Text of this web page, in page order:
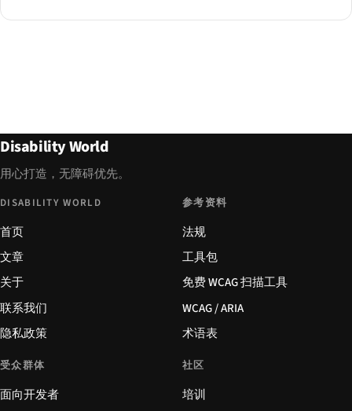
Disability World
用心打造，无障碍优先。
DISABILITY WORLD
首页
文章
关于
联系我们
隐私政策
参考资料
法规
工具包
免费 WCAG 扫描工具
WCAG / ARIA
术语表
受众群体
面向开发者
社区
培训